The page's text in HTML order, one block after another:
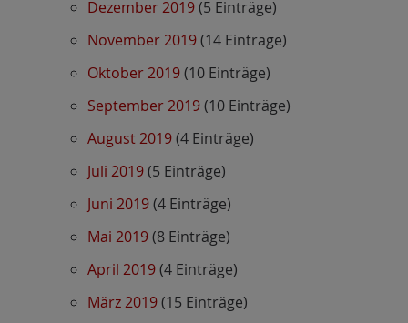
Dezember 2019(5 Einträge)
November 2019(14 Einträge)
Oktober 2019(10 Einträge)
September 2019(10 Einträge)
August 2019(4 Einträge)
Juli 2019(5 Einträge)
Juni 2019(4 Einträge)
Mai 2019(8 Einträge)
April 2019(4 Einträge)
März 2019(15 Einträge)